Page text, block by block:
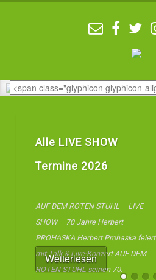
Alle LIVE SHOW
Termine 2026
AUF DEM ROTEN STUHL – LIVE
SHOW – 70 Jahre Herbert
PROHASKA Herbert Prohaska feiert
mit Talk & Live-Konzert AUF DEM
ROTEN STUHL seinen 70.
Weiterlesen